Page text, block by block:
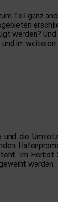
Teil ganz
werden?
im
die
Im Herbst
werden.